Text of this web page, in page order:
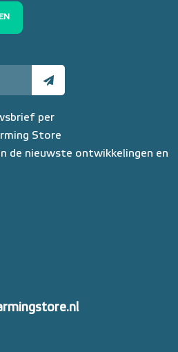
per
Store
de nieuwste ontwikkelingen en